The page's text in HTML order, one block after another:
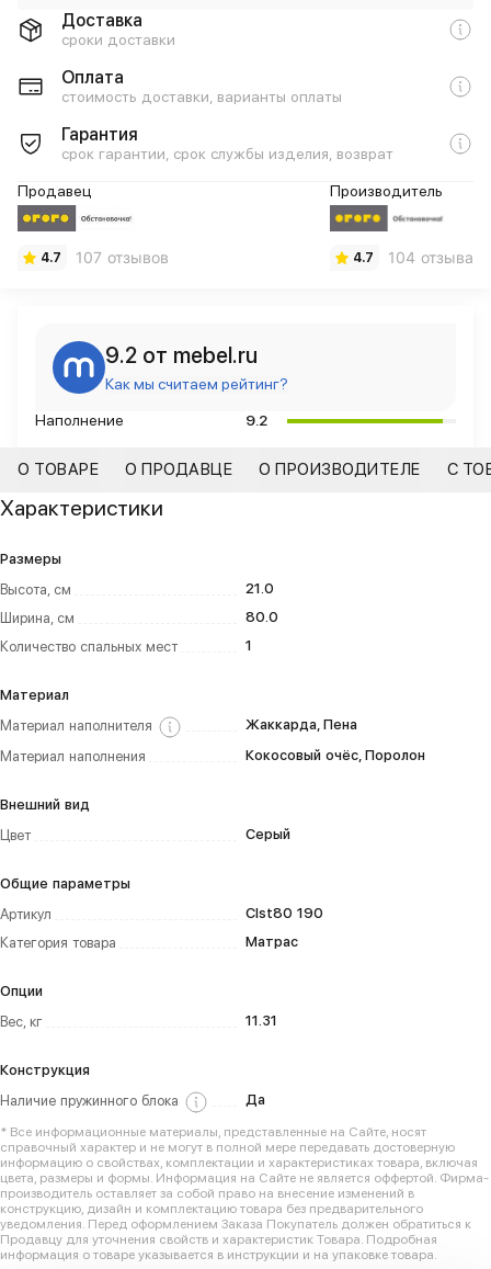
Доставка
сроки доставки
Оплата
стоимость доставки, варианты оплаты
Гарантия
срок гарантии, срок службы изделия, возврат
Продавец
4.7 107 отзывов
Производитель
4.7 104 отзыва
9.2 от mebel.ru
Как мы считаем рейтинг?
Наполнение 9.2
О ТОВАРЕ О ПРОДАВЦЕ О ПРОИЗВОДИТЕЛЕ С
Характеристики
Размеры
Высота, см
21.0
Ширина, см
80.0
Количество спальных мест
1
Материал
Материал наполнителя
Жаккарда, Пена
Материал наполнения
Кокосовый очёс, Поролон
Внешний вид
Цвет
Серый
Общие параметры
Артикул
Clst80 190
Категория товара
Матрас
Опции
Вес, кг
11.31
Конструкция
Наличие пружинного блока
Да
* Все информационные материалы, представленные на Сайте, носят
справочный характер и не могут в полной мере передавать достоверную
информацию о свойствах, комплектации и характеристиках товара, включая
цвета, размеры и формы. Информация на Сайте не является оффертой. Фирма-
производитель оставляет за собой право на внесение изменений в
конструкцию, дизайн и комплектацию товара без предварительного
уведомления. Перед оформлением Заказа Покупатель должен обратиться к
Продавцу для уточнения свойств и характеристик Товара. Подробная
информация о товаре указывается в инструкции и на упаковке товара.